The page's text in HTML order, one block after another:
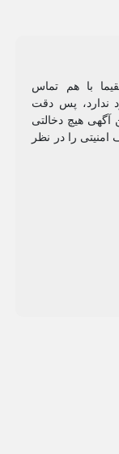
با هم تماس
ندارد، پس دقت
هیچ دخالتی
امنیتی را در نظر